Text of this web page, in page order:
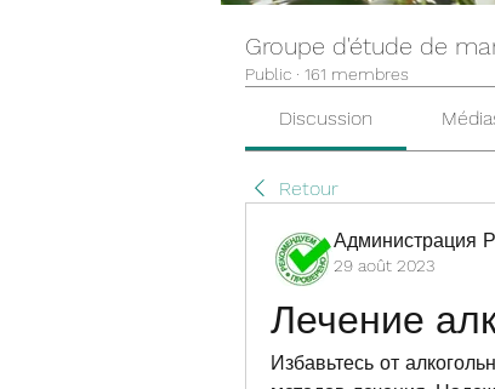
Groupe d'étude de
Public · 161 membres
Discussion
Retour
Администрация
29 août 2023
Лечение
Избавьтесь от